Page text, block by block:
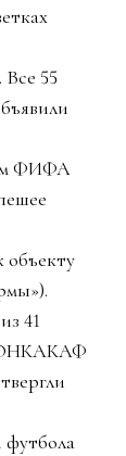
Все 55
ФИФА
объекту
41
футбола